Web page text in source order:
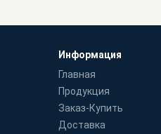
Информация
Главная
Продукция
Заказ-Купить
Доставка